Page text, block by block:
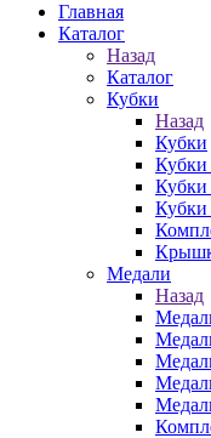
Главная
Каталог
Назад
Каталог
Кубки
Назад
Кубки
Кубки
Кубки
Медали
Назад